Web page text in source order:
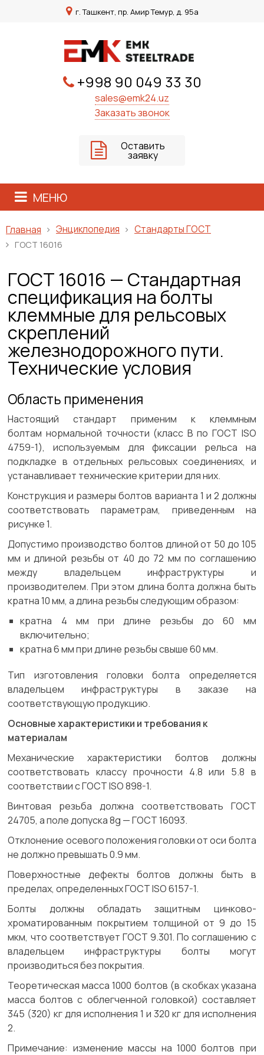
г. Ташкент, пр. Амир Темур, д. 95а
+998 90 049 33 30
sales@emk24.uz
Заказать звонок
Оставить
заявку
МЕНЮ
Главная Энциклопедия Стандарты ГОСТ
ГОСТ 16016
ГОСТ 16016 — Стандартная
спецификация на болты
клеммные для рельсовых
скреплений
железнодорожного пути.
Технические условия
Область применения
Настоящий стандарт применим к клеммным
болтам нормальной точности (класс B по ГОСТ ISO
4759-1), используемым для фиксации рельса на
подкладке в отдельных рельсовых соединениях, и
устанавливает технические критерии для них.
Конструкция и размеры болтов варианта 1 и 2 должны
соответствовать параметрам, приведенным на
рисунке 1.
Допустимо производство болтов длиной от 50 до 105
мм и длиной резьбы от 40 до 72 мм по соглашению
между владельцем инфраструктуры и
производителем. При этом длина болта должна быть
кратна 10 мм, а длина резьбы следующим образом:
кратна 4 мм при длине резьбы до 60 мм
включительно;
кратна 6 мм при длине резьбы свыше 60 мм.
Тип изготовления головки болта определяется
владельцем инфраструктуры в заказе на
соответствующую продукцию.
Основные характеристики и требования к
материалам
Механические характеристики болтов должны
соответствовать классу прочности 4.8 или 5.8 в
соответствии с ГОСТ ISO 898-1.
Винтовая резьба должна соответствовать ГОСТ
24705, а поле допуска 8g — ГОСТ 16093.
Отклонение осевого положения головки от оси болта
не должно превышать 0.9 мм.
Поверхностные дефекты болтов должны быть в
пределах, определенных ГОСТ ISO 6157-1.
Болты должны обладать защитным цинково-
хроматированным покрытием толщиной от 9 до 15
мкм, что соответствует ГОСТ 9.301. По соглашению с
владельцем инфраструктуры болты могут
производиться без покрытия.
Теоретическая масса 1000 болтов (в скобках указана
масса болтов с облегченной головкой) составляет
345 (320) кг для исполнения 1 и 320 кг для исполнения
2.
Примечание: изменение массы на 1000 болтов при